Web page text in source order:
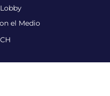
el Medio